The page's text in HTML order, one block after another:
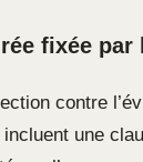
fixée par
contre
incluent une